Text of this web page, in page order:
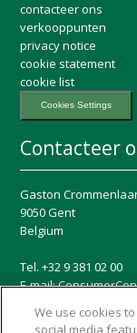
contacteer ons
verkooppunten
privacy notice
cookie statement
cookie list
Cookies Settings
Contacteer
Gaston
9050 Gent
Belgium
Tel. +32 9 381 02 00
E-mail:
Sociale
We use cookies
social media